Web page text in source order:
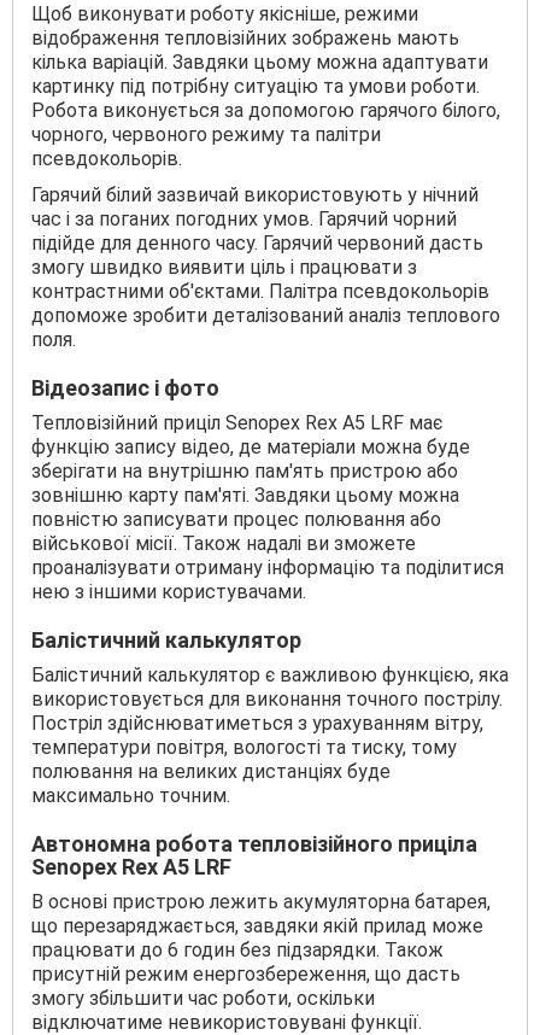
Щоб виконувати роботу якісніше, режими
відображення тепловізійних зображень мають
кілька варіацій. Завдяки цьому можна адаптувати
картинку під потрібну ситуацію та умови роботи.
Робота виконується за допомогою гарячого білого,
чорного, червоного режиму та палітри
псевдокольорів.
Гарячий білий зазвичай використовують у нічний
час і за поганих погодних умов. Гарячий чорний
підійде для денного часу. Гарячий червоний дасть
змогу швидко виявити ціль і працювати з
контрастними об'єктами. Палітра псевдокольорів
допоможе зробити деталізований аналіз теплового
поля.
Відеозапис і фото
Тепловізійний приціл Senopex Rex A5 LRF має
функцію запису відео, де матеріали можна буде
зберігати на внутрішню пам'ять пристрою або
зовнішню карту пам'яті. Завдяки цьому можна
повністю записувати процес полювання або
військової місії. Також надалі ви зможете
проаналізувати отриману інформацію та поділитися
нею з іншими користувачами.
Балістичний калькулятор
Балістичний калькулятор є важливою функцією, яка
використовується для виконання точного пострілу.
Постріл здійснюватиметься з урахуванням вітру,
температури повітря, вологості та тиску, тому
полювання на великих дистанціях буде
максимально точним.
Автономна робота тепловізійного приціла
Senopex Rex A5 LRF
В основі пристрою лежить акумуляторна батарея,
що перезаряджається, завдяки якій прилад може
працювати до 6 годин без підзарядки. Також
присутній режим енергозбереження, що дасть
змогу збільшити час роботи, оскільки
відключатиме невикористовувані функції.